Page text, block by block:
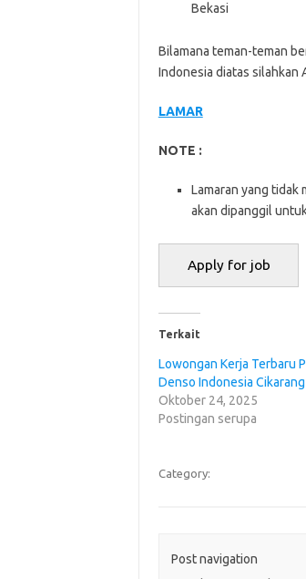
Bekasi
Bilamana teman-teman
Indonesia diatas silahkan
LAMAR
NOTE :
Lamaran yang tidak
akan dipanggil
Terkait
Lowongan Kerja Terbaru
Denso Indonesia Cikarang
Oktober 24, 2025
Postingan serupa
Category:
Post navigation